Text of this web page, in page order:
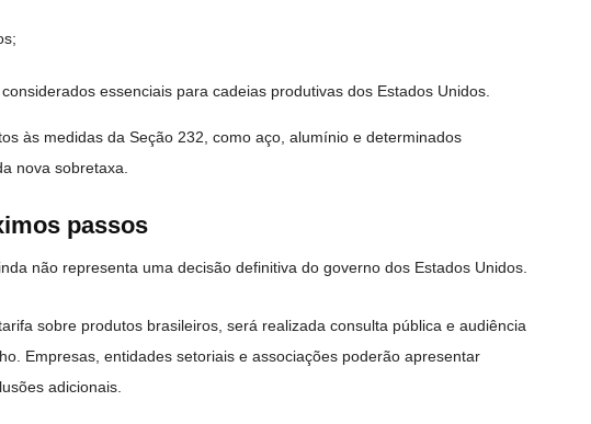
essenciais para cadeias produtivas dos Estados Unidos.
às medidas da Seção 232, como aço, alumínio e determinados
nova sobretaxa.
passos
não representa uma decisão definitiva do governo dos Estados Unidos.
sobre produtos brasileiros, será realizada consulta pública e audiência
Empresas, entidades setoriais e associações poderão apresentar
adicionais.